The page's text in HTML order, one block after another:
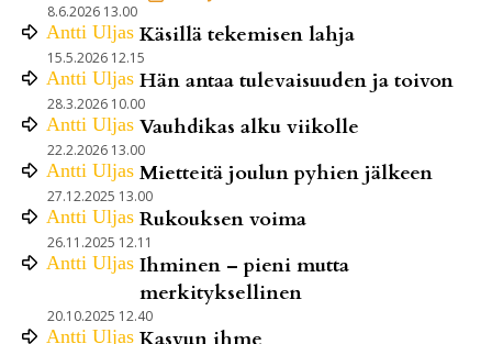
8.6.2026 13.00
Antti Uljas Käsillä tekemisen lahja
15.5.2026 12.15
Antti Uljas Hän antaa tulevaisuuden ja toivon
28.3.2026 10.00
Antti Uljas Vauhdikas alku viikolle
22.2.2026 13.00
Antti Uljas Mietteitä joulun pyhien jälkeen
27.12.2025 13.00
Antti Uljas Rukouksen voima
26.11.2025 12.11
Antti Uljas Ihminen – pieni mutta
merkityksellinen
20.10.2025 12.40
Antti Uljas